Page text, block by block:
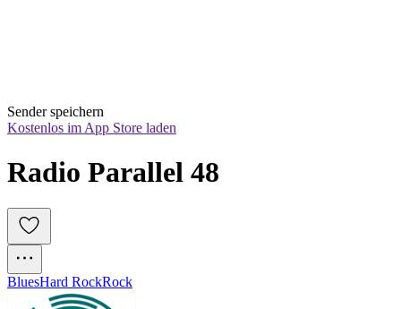
Sender speichern
Kostenlos im App Store laden
Radio Parallel 48
BluesHard RockRock